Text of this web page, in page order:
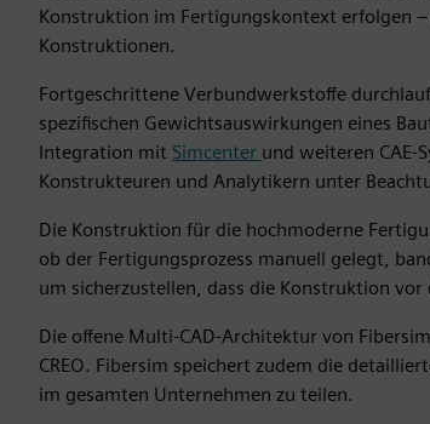
Konstruktion im Fertigungskontext erfolgen
Konstruktionen.
Fortgeschrittene Verbundwerkstoffe
spezifischen Gewichtsauswirkungen eines
Integration mit Simcenter und weiteren CAE-
Konstrukteuren und Analytikern unter
Die Konstruktion für die hochmoderne
ob der Fertigungsprozess manuell gelegt,
um sicherzustellen, dass die Konstruktion
Die offene Multi-CAD-Architektur von
CREO. Fibersim speichert zudem die
im gesamten Unternehmen zu teilen.